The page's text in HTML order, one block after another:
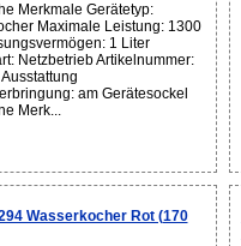
Merkmale Gerätetyp:
Maximale Leistung: 1300
1 Liter
Netzbetrieb Artikelnummer:
am Gerätesockel
Merk...
Wasserkocher Rot (170